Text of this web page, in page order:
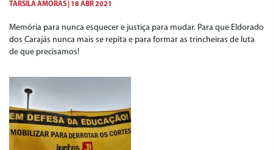
TARSILA AMORAS 18 ABR 2021
Memória para nunca esquecer e justiça para mudar. Para que Eldorado
dos Carajás nunca mais se repita e para formar as trincheiras de luta
de que precisamos!